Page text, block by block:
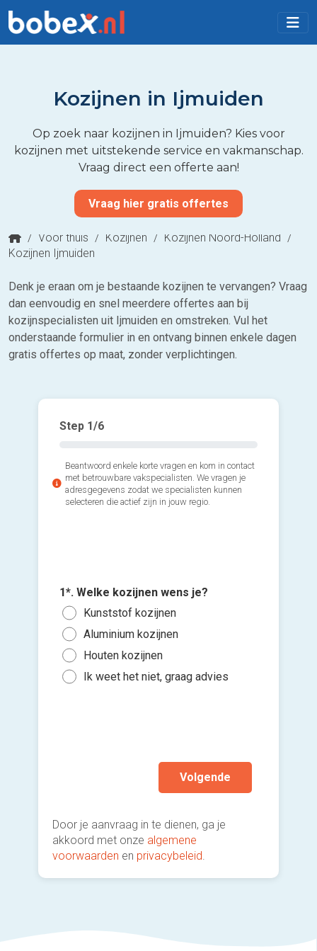
Kozijnen in Ijmuiden
Op zoek naar kozijnen in Ijmuiden? Kies voor
kozijnen met uitstekende service en vakmanschap.
Vraag direct een offerte aan!
Vraag hier gratis offertes
/ Voor thuis / Kozijnen / Kozijnen Noord-Holland /
Kozijnen Ijmuiden
Denk je eraan om je bestaande kozijnen te vervangen? Vraag
dan eenvoudig en snel meerdere offertes aan bij
kozijnspecialisten uit Ijmuiden en omstreken. Vul het
onderstaande formulier in en ontvang binnen enkele dagen
gratis offertes op maat, zonder verplichtingen.
Step 1/6
Beantwoord enkele korte vragen en kom in contact
met betrouwbare vakspecialisten. We vragen je
adresgegevens zodat we specialisten kunnen
selecteren die actief zijn in jouw regio.
1*. Welke kozijnen wens je?
Kunststof kozijnen
Aluminium kozijnen
Houten kozijnen
Ik weet het niet, graag advies
Volgende
Door je aanvraag in te dienen, ga je
akkoord met onze algemene
voorwaarden en privacybeleid.